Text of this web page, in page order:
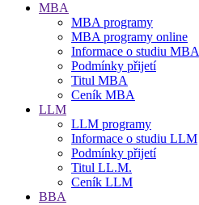
MBA
MBA programy
MBA programy online
Informace o studiu MBA
Podmínky přijetí
Titul MBA
Ceník MBA
LLM
LLM programy
Informace o studiu LLM
Podmínky přijetí
Titul LL.M.
Ceník LLM
BBA